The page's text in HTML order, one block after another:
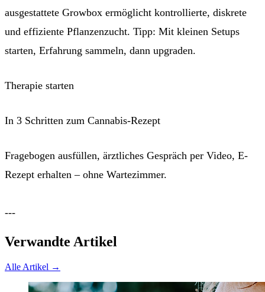
ausgestattete Growbox ermöglicht kontrollierte, diskrete
und effiziente Pflanzenzucht. Tipp: Mit kleinen Setups
starten, Erfahrung sammeln, dann upgraden.
Therapie starten
In 3 Schritten zum Cannabis-Rezept
Fragebogen ausfüllen, ärztliches Gespräch per Video, E-
Rezept erhalten – ohne Wartezimmer.
---
Verwandte Artikel
Alle Artikel →